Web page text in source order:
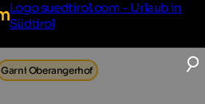
Logo suedtirol.com - Urlaub in
Südtirol
Garni Oberangerhof